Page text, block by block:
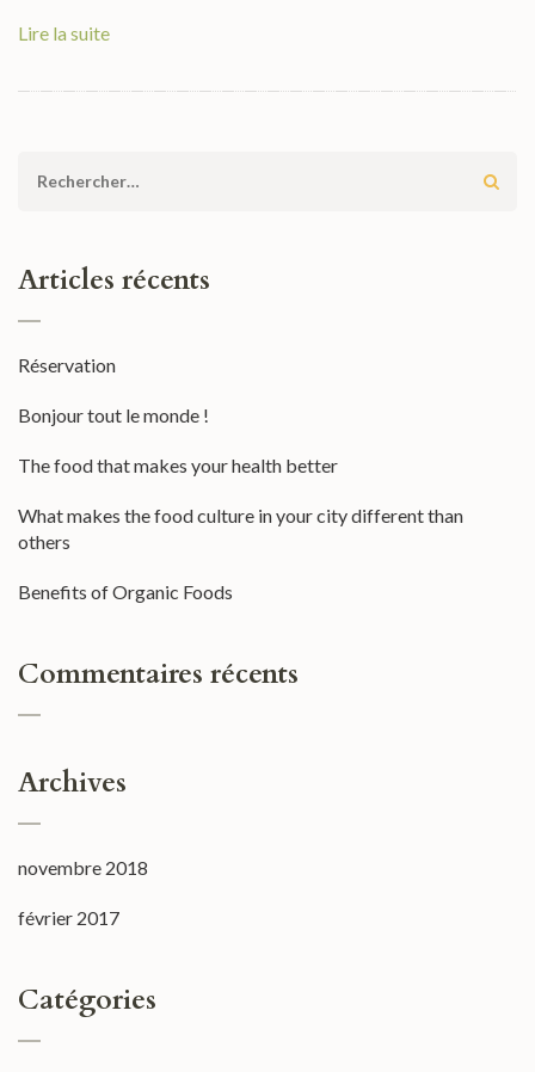
Lire la suite
Rechercher :
Articles récents
Réservation
Bonjour tout le monde !
The food that makes your health better
What makes the food culture in your city different than
others
Benefits of Organic Foods
Commentaires récents
Archives
novembre 2018
février 2017
Catégories